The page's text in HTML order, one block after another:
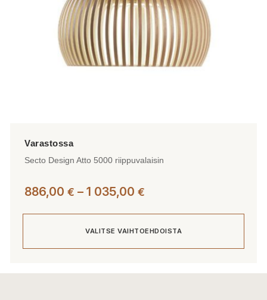
Secto Design Atto 5000 riippuvalaisin
886,00 € – 1 035,00 €
1
035,00 €
VALITSE VAIHTOEHDOISTA